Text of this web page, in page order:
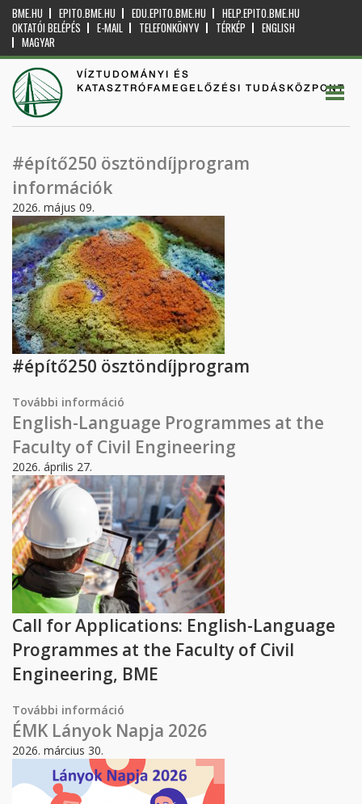
BME.HU EPITO.BME.HU EDU.EPITO.BME.HU
HELP.EPITO.BME.HU
OKTATÓI BELÉPÉS
E-MAIL TELEFONKÖNYV TÉRKÉP
ENGLISH
MAGYAR
VÍZTUDOMÁNYI ÉS
KATASZTRÓFAMEGELŐZÉSI TUDÁSKÖZPONT
#építő250 ösztöndíjprogram
információk
2026. május 09.
#építő250 ösztöndíjprogram
További információ
tartalommal kapcsolatosan
English-Language Programmes at the
Faculty of Civil Engineering
2026. április 27.
Call for Applications: English-Language
Programmes at the Faculty of Civil
Engineering, BME
További információ
Faculty of Civil Engineering tartalommal
kapcsolatosan
ÉMK Lányok Napja 2026
2026. március 30.